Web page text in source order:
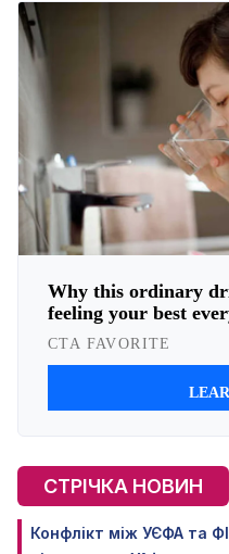
СТРІЧКА НОВИН
Конфлікт між УЄФА та